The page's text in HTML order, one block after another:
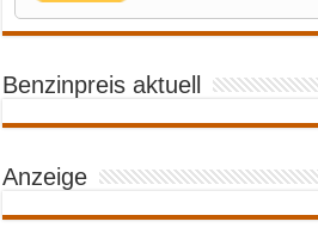
Benzinpreis aktuell
Anzeige